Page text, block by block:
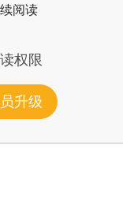
阅读
权限
升级